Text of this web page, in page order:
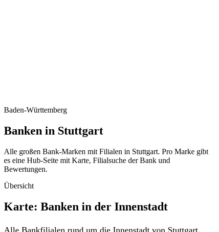
Baden-Württemberg
Banken in Stuttgart
Alle großen Bank-Marken mit Filialen in Stuttgart. Pro Marke gibt
es eine Hub-Seite mit Karte, Filialsuche der Bank und
Bewertungen.
Übersicht
Karte: Banken in der Innenstadt
Alle Bankfilialen rund um die Innenstadt von Stuttgart.